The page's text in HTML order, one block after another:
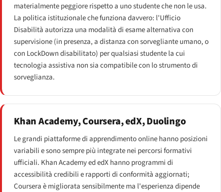
materialmente peggiore rispetto a uno studente che non le usa.
La politica istituzionale che funziona davvero: l'Ufficio
Disabilità autorizza una modalità di esame alternativa con
supervisione (in presenza, a distanza con sorvegliante umano, o
con LockDown disabilitato) per qualsiasi studente la cui
tecnologia assistiva non sia compatibile con lo strumento di
sorveglianza.
Khan Academy, Coursera, edX, Duolingo
Le grandi piattaforme di apprendimento online hanno posizioni
variabili e sono sempre più integrate nei percorsi formativi
ufficiali. Khan Academy ed edX hanno programmi di
accessibilità credibili e rapporti di conformità aggiornati;
Coursera è migliorata sensibilmente ma l'esperienza dipende